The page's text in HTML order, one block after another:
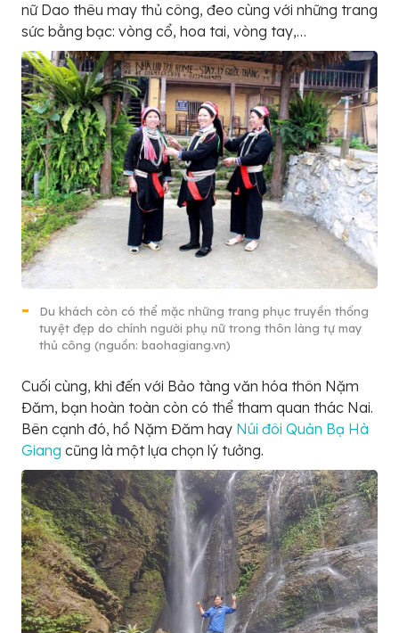
nữ Dao thêu may thủ công, đeo cùng với những trang
sức bằng bạc: vòng cổ, hoa tai, vòng tay,…
Du khách còn có thể mặc những trang phục truyền thống
tuyệt đẹp do chính người phụ nữ trong thôn làng tự may
thủ công (nguồn: baohagiang.vn)
Cuối cùng, khi đến với Bảo tàng văn hóa thôn Nặm
Đăm, bạn hoàn toàn còn có thể tham quan thác Nai.
Bên cạnh đó, hồ Nặm Đăm hay Núi đôi Quản Bạ Hà
Giang cũng là một lựa chọn lý tưởng.